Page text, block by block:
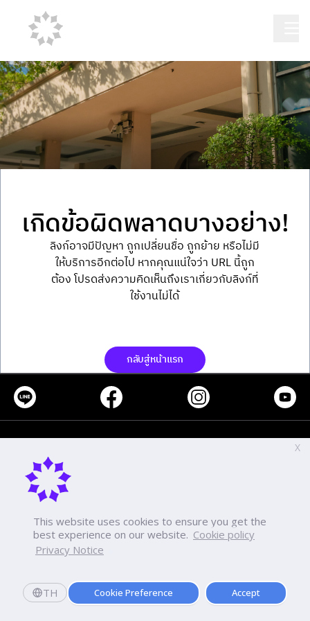
This website uses cookies to ensure you get the
best experience on our website. Cookie policy
Privacy Notice
TH Cookie Preference Accept
X
เกิดข้อผิดพลาดบางอย่าง!
ลิงก์อาจมีปัญหา ถูกเปลี่ยนชื่อ ถูกย้าย หรือไม่มี
ให้บริการอีกต่อไป หากคุณแน่ใจว่า URL นี้ถูก
ต้อง โปรดส่งความคิดเห็นถึงเราเกี่ยวกับลิงก์ที่
ใช้งานไม่ได้
กลับสู่หน้าแรก
โทร-
แฟกซ์
นโยบายเกี่ยวกับการใช้งานคุกกี้
การคุ้มครองข้อมูลส่วนบุคคล
Copyright ©2026 Dhurakij Pundit University. All rights reserved.